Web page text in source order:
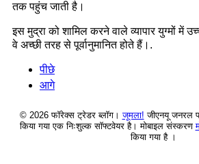
तक पहुंच जाती है।
इस मुद्रा को शामिल करने वाले व्यापार युग्मों में
वे अच्छी तरह से पूर्वानुमानित होते हैं।.
पीछे
आगे
© 2026 फॉरेक्स ट्रेडर ब्लॉग।जूमला! जीएनयू जनरल
किया गया एक निःशुल्क सॉफ्टवेयर है। मोबाइल संस्करण
किया गया है ।